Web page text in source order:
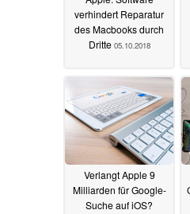
verhindert Reparatur
des Macbooks durch
Dritte 05.10.2018
Verlangt Apple 9
Milliarden für Google-
Suche auf iOS?